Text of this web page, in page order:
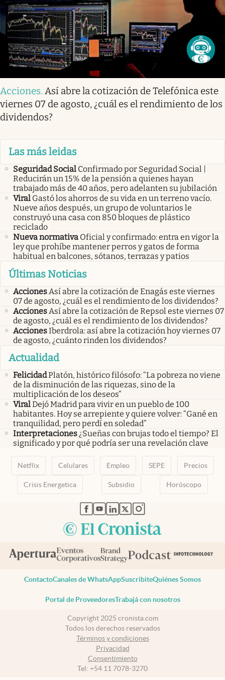
Acciones. Así abre la cotización de Telefónica este
viernes 07 de agosto, ¿cuál es el rendimiento de los
dividendos?
Las más leidas
Seguridad Social Confirmado por Seguridad Social |
Reducirán un 15% de la pensión a quienes hayan
trabajado más de 40 años, pero adelanten su jubilación
Viral Gastó los ahorros de su vida en un terreno vacío.
Nueve años después, un grupo de voluntarios le
construyó una casa con 850 bloques de plástico
reciclado
Nueva normativa Oficial y confirmado: entra en vigor la
ley que prohíbe mantener perros y gatos de forma
habitual en balcones, sótanos, terrazas y patios
Últimas Noticias
AccionesAsí abre la cotización de Enagás este viernes
07 de agosto, ¿cuál es el rendimiento de los dividendos?
AccionesAsí abre la cotización de Repsol este viernes 07
de agosto, ¿cuál es el rendimiento de los dividendos?
AccionesIberdrola: así abre la cotización hoy viernes 07
de agosto, ¿cuánto rinden los dividendos?
Actualidad
FelicidadPlatón, histórico filósofo: “La pobreza no viene
de la disminución de las riquezas, sino de la
multiplicación de los deseos”
ViralDejó Madrid para vivir en un pueblo de 100
habitantes. Hoy se arrepiente y quiere volver: “Gané en
tranquilidad, pero perdí en soledad”
Interpretaciones¿Sueñas con brujas todo el tiempo? El
significado y por qué podría ser una revelación clave
Netflix Celulares Empleo SEPE Precios
Crisis Energetica Subsidio Horóscopo
abre en nueva pestaña
abre en nueva pestaña
abre en nueva pestaña
abre en nueva pestaña
abre en nueva pestaña
ContactoCanales de WhatsAppSuscribiteQuiénes Somos
Portal de ProveedoresTrabajá con nosotros
Copyright 2025 cronista.com
Todos los derechos reservados
Términos y condiciones
Privacidad
Consentimiento
Tel: +54 11 7078-3270